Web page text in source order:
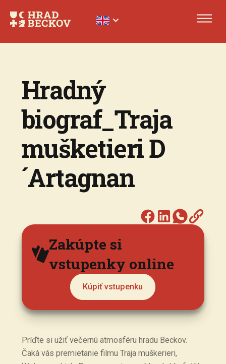
Hradný
biograf_Traja
mušketieri D
´Artagnan
Zakúpte si
vstupenky online
Kúpiť vstupenku
Príďte si užiť večernú atmosféru hradu Beckov.
Čaká vás premietanie filmu Traja muškerieri,